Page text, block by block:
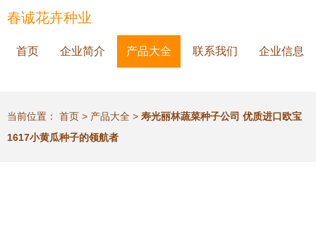
春诚花卉种业
首页 企业简介 产品大全 联系我们 企业信息
当前位置： 首页 > 产品大全 > 寿光丽林蔬菜种子公司 优质进口欧宝
1617小黄瓜种子的领航者